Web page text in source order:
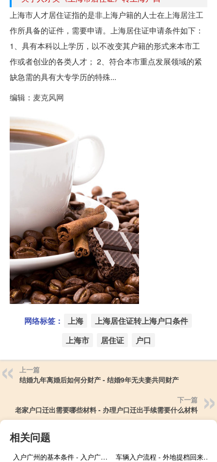
上海市人才居住证指的是非上海户籍的人士在上海居注工
作所具备的证件，需要申请。上海居住证申请条件如下：
1、具有本科以上学历，以不改变其户籍的形式来本市工
作或者创业的各类人才； 2、符合本市重点发展领域的紧
缺急需的具有大专学历的特殊...
编辑： 麦克风网
网络标签： 上海
上海居住证转上海户口条件
上海市
居住证 户口
上一篇
结婚九年离婚后如何分财产 - 结婚9年无夫妻共同财产
下一篇
老家户口迁出需要哪些材料 - 办理户口迁出手续需要什么材料
相关问题
入户广州的基本条件 - 入户广州户口需要什么条件
车辆入户流程 - 外地提档回来上户流程